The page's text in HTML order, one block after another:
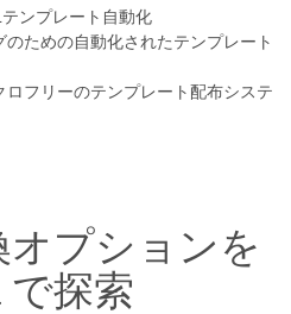
ンプレート自動化
ための自動化されたテンプレート
フリーのテンプレート配布システ
オプションを
で探索